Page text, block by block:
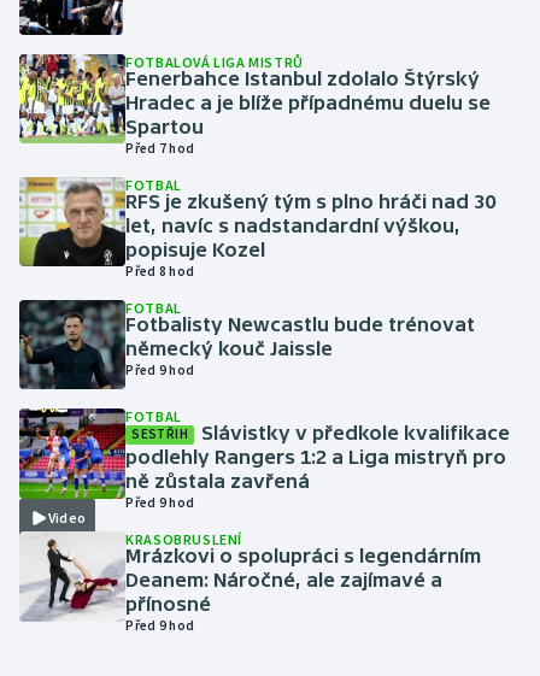
Gymnastika
Házená
Jezdectví
Judo
Krasobruslení
Lezení
Lyže a snowboard
Moderní pětiboj
Motorsport
Olympijské hry
Parasport
FOTBALOVÁ LIGA MISTRŮ
Fenerbahce Istanbul zdolalo Štýrský
Hradec a je blíže případnému duelu se
Spartou
Před 7 hod
FOTBAL
RFS je zkušený tým s plno hráči nad 30
let, navíc s nadstandardní výškou,
popisuje Kozel
Před 8 hod
FOTBAL
Fotbalisty Newcastlu bude trénovat
německý kouč Jaissle
Před 9 hod
Video
FOTBAL
SESTŘIH
Slávistky v předkole kvalifikace
podlehly Rangers 1:2 a Liga mistryň pro
ně zůstala zavřená
Před 9 hod
KRASOBRUSLENÍ
Mrázkovi o spolupráci s legendárním
Deanem: Náročné, ale zajímavé a
přínosné
Před 9 hod